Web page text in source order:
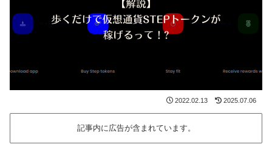
2022.02.13 2025.07.06
記事内に広告が含まれています。